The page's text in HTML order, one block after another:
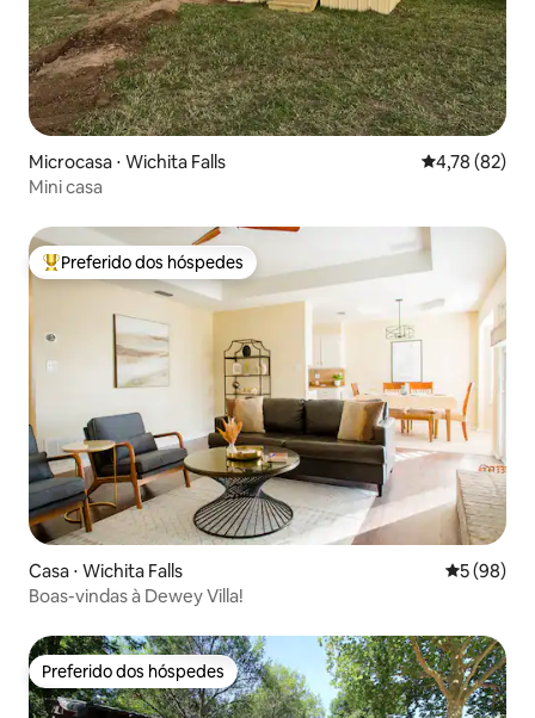
Microcasa ⋅ Wichita Falls 4,78 de uma
4,78 (82)
Mini casa
Entre os melhores preferidos dos hóspedes
Preferido dos hóspedes
Casa ⋅ Wichita Falls 5 de uma
5 (98)
Boas-vindas à Dewey Villa!
Preferido dos hóspedes
Preferido dos hóspedes